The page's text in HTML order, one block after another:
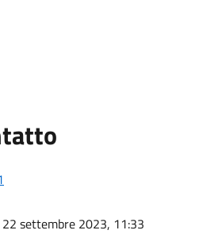
22 settembre 2023, 11:33